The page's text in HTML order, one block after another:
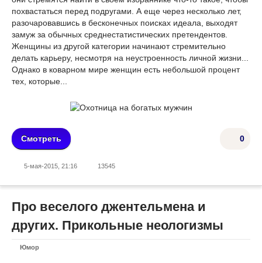
похвастаться перед подругами. А еще через несколько лет,
разочаровавшись в бесконечных поисках идеала, выходят
замуж за обычных среднестатистических претендентов.
Женщины из другой категории начинают стремительно
делать карьеру, несмотря на неустроенность личной жизни...
Однако в коварном мире женщин есть небольшой процент
тех, которые...
0
Смотреть
5-мая-2015, 21:16 13545
Про веселого джентельмена и
других. Прикольные неологизмы
Юмор